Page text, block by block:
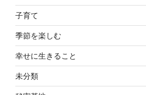
子育て
季節を楽しむ
幸せに生きること
未分類